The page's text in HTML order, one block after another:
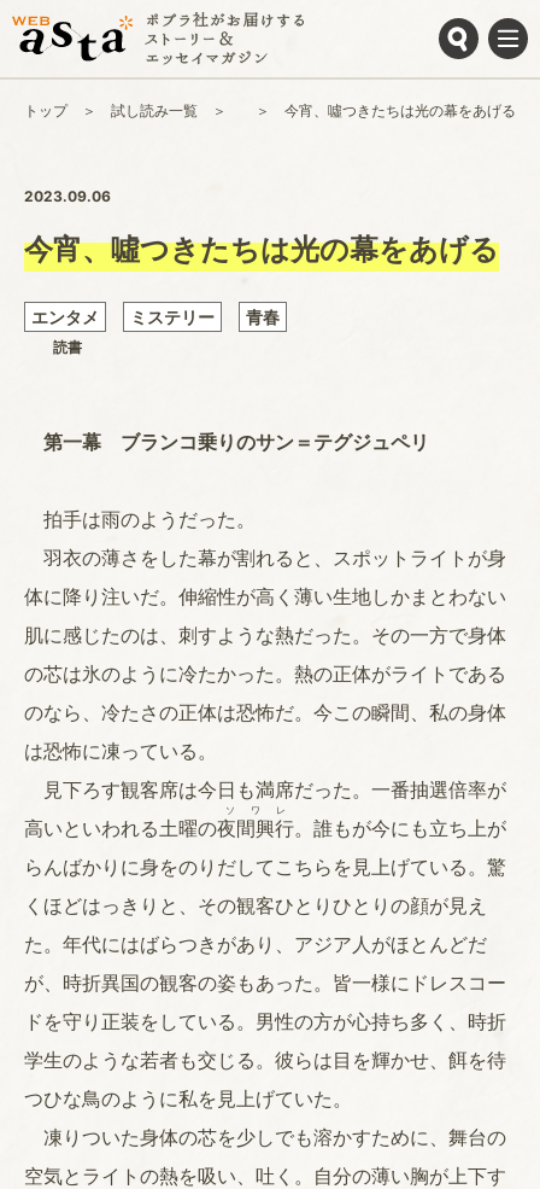
トップ 試し読み一覧 今宵、噓つきたちは光の幕をあげる
2023.09.06
今宵、噓つきたちは光の幕をあげる
エンタメ ミステリー 青春
読書
第一幕 ブランコ乗りのサン＝テグジュペリ
拍手は雨のようだった。
羽衣の薄さをした幕が割れると、スポットライトが身
体に降り注いだ。伸縮性が高く薄い生地しかまとわない
肌に感じたのは、刺すような熱だった。その一方で身体
の芯は氷のように冷たかった。熱の正体がライトである
のなら、冷たさの正体は恐怖だ。今この瞬間、私の身体
は恐怖に凍っている。
見下ろす観客席は今日も満席だった。一番抽選倍率が
高いといわれる土曜の夜間興行
ソワレ
。誰もが今にも立ち上が
らんばかりに身をのりだしてこちらを見上げている。驚
くほどはっきりと、その観客ひとりひとりの顔が見え
た。年代にはばらつきがあり、アジア人がほとんどだ
が、時折異国の観客の姿もあった。皆一様にドレスコー
ドを守り正装をしている。男性の方が心持ち多く、時折
学生のような若者も交じる。彼らは目を輝かせ、餌を待
つひな鳥のように私を見上げていた。
凍りついた身体の芯を少しでも溶かすために、舞台の
空気とライトの熱を吸い、吐く。自分の薄い胸が上下す